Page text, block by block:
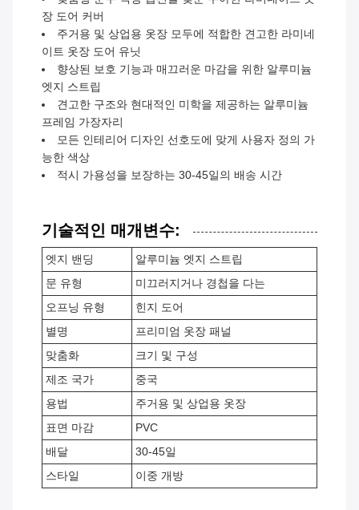
장 도어 커버
주거용 및 상업용 옷장 모두에 적합한 견고한 라미네
이트 옷장 도어 유닛
향상된 보호 기능과 매끄러운 마감을 위한 알루미늄
엣지 스트립
견고한 구조와 현대적인 미학을 제공하는 알루미늄
프레임 가장자리
모든 인테리어 디자인 선호도에 맞게 사용자 정의 가
능한 색상
적시 가용성을 보장하는 30-45일의 배송 시간
기술적인 매개변수:
엣지 밴딩
알루미늄 엣지 스트립
문 유형
미끄러지거나 경첩을 다는
오프닝 유형
힌지 도어
별명
프리미엄 옷장 패널
맞춤화
크기 및 구성
제조 국가
중국
용법
주거용 및 상업용 옷장
표면 마감
PVC
배달
30-45일
스타일
이중 개방